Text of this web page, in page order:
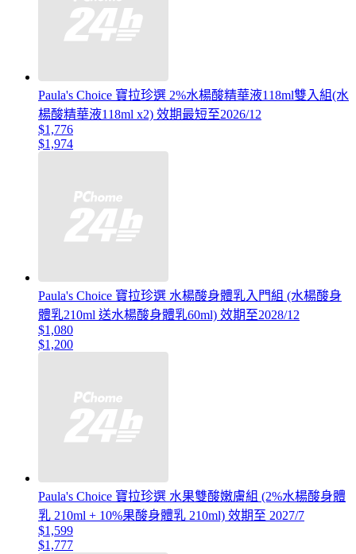
Paula's Choice 寶拉珍選 2%水楊酸精華液118ml雙入組(水
楊酸精華液118ml x2) 效期最短至2026/12
$1,776
$1,974
Paula's Choice 寶拉珍選 水楊酸身體乳入門組 (水楊酸身
體乳210ml 送水楊酸身體乳60ml) 效期至2028/12
$1,080
$1,200
Paula's Choice 寶拉珍選 水果雙酸嫩膚組 (2%水楊酸身體
乳 210ml + 10%果酸身體乳 210ml) 效期至 2027/7
$1,599
$1,777